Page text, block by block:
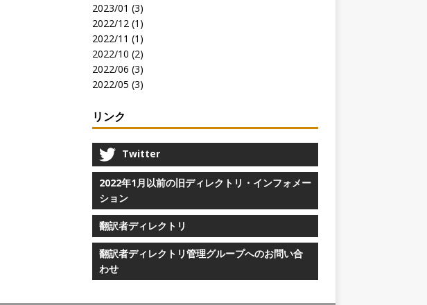
2023/01 (3)
2022/12 (1)
2022/11 (1)
2022/10 (2)
2022/06 (3)
2022/05 (3)
リンク
Twitter
2022年1月以前の旧ディレクトリ・インフォメー
ション
翻訳者ディレクトリ
翻訳者ディレクトリ管理グループへのお問い合
わせ